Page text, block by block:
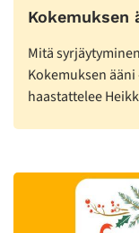
Kokemuksen
Mitä
Kokemuksen
haastattelee